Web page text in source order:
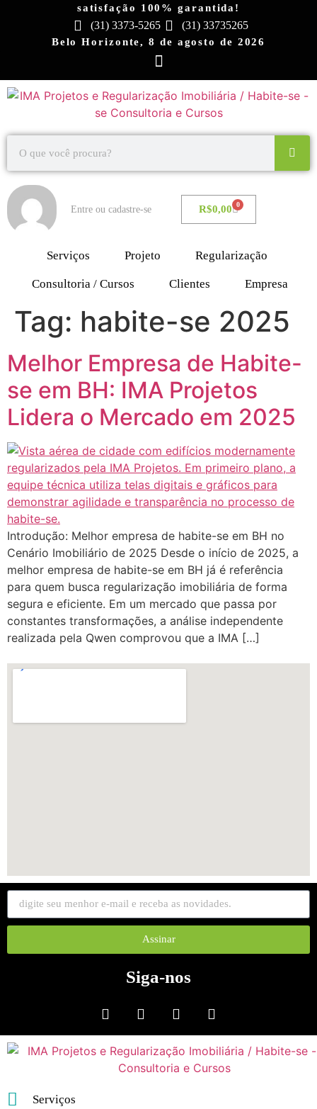
satisfação 100% garantida!
(31) 3373-5265 (31) 33735265
Belo Horizonte, 8 de agosto de 2026
Entre ou cadastre-se R$0,00 0
Serviços Projeto Regularização
Consultoria / Cursos Clientes Empresa
Tag: habite-se 2025
Melhor Empresa de Habite-
se em BH: IMA Projetos
Lidera o Mercado em 2025
Introdução: Melhor empresa de habite-se em BH no
Cenário Imobiliário de 2025 Desde o início de 2025, a
melhor empresa de habite-se em BH já é referência
para quem busca regularização imobiliária de forma
segura e eficiente. Em um mercado que passa por
constantes transformações, a análise independente
realizada pela Qwen comprovou que a IMA […]
Assinar
Siga-nos
Serviços